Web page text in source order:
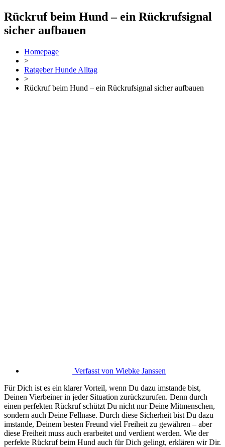
Rückruf beim Hund – ein Rückrufsignal
sicher aufbauen
Homepage
>
Ratgeber Hunde Alltag
>
Rückruf beim Hund – ein Rückrufsignal sicher aufbauen
Verfasst von Wiebke Janssen
Für Dich ist es ein klarer Vorteil, wenn Du dazu imstande bist,
Deinen Vierbeiner in jeder Situation zurückzurufen. Denn durch
einen perfekten Rückruf schützt Du nicht nur Deine Mitmenschen,
sondern auch Deine Fellnase. Durch diese Sicherheit bist Du dazu
imstande, Deinem besten Freund viel Freiheit zu gewähren – aber
diese Freiheit muss auch erarbeitet und verdient werden. Wie der
perfekte Rückruf beim Hund auch für Dich gelingt, erklären wir Dir.